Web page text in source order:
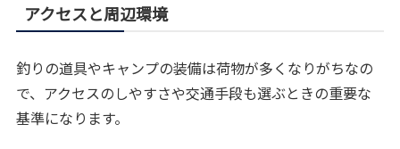
アクセスと周辺環境
釣りの道具やキャンプの装備は荷物が多くなりがちなの
で、アクセスのしやすさや交通手段も選ぶときの重要な
基準になります。